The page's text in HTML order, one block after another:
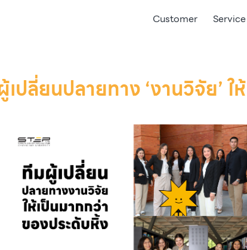
Customer
ปลี่ยนปลายทาง ‘งานวิจัย’